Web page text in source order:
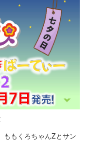
ももくろちゃんZとサン